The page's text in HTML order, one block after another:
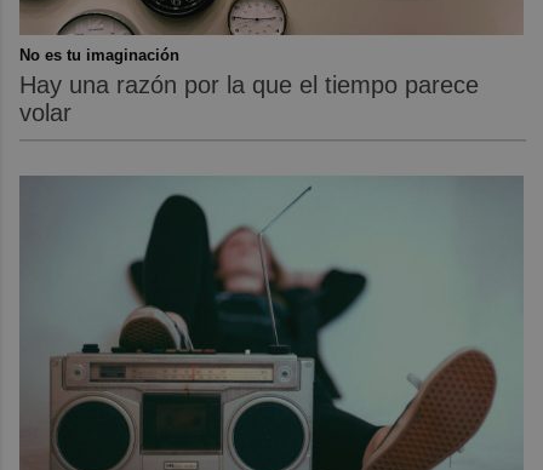
No es tu imaginación
Hay una razón por la que el tiempo parece
volar